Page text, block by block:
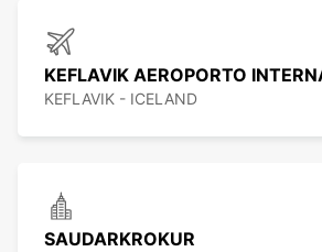
KEFLAVIK AEROPORTO
KEFLAVIK - ICELAND
SAUDARKROKUR